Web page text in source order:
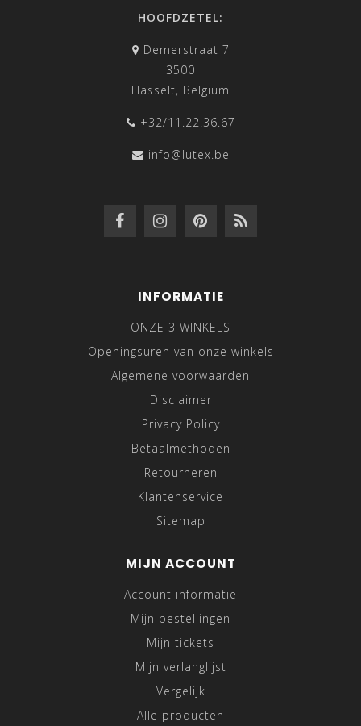
HOOFDZETEL:
Demerstraat 7
3500
Hasselt, Belgium
+32/11.22.36.67
info@lutex.be
INFORMATIE
ONZE 3 WINKELS
Openingsuren van onze winkels
Algemene voorwaarden
Disclaimer
Privacy Policy
Betaalmethoden
Retourneren
Klantenservice
Sitemap
MIJN ACCOUNT
Account informatie
Mijn bestellingen
Mijn tickets
Mijn verlanglijst
Vergelijk
Alle producten